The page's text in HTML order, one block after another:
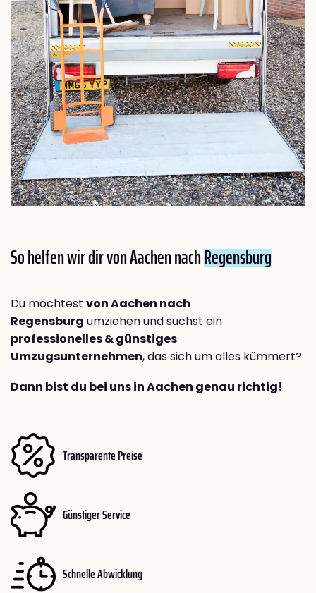
So helfen wir dir von Aachen nachRegensburg
Du möchtest von Aachen nach
Regensburg umziehen und suchst ein
professionelles & günstiges
Umzugsunternehmen, das sich um alles kümmert?
Dann bist du bei uns in Aachen genau richtig!
Transparente Preise
Günstiger Service
Schnelle Abwicklung